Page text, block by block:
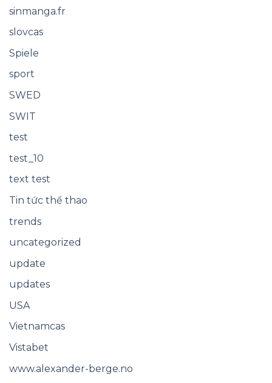
sinmanga.fr
slovcas
Spiele
sport
SWED
SWIT
test
test_10
text test
Tin tức thể thao
trends
uncategorized
update
updates
USA
Vietnamcas
Vistabet
www.alexander-berge.no